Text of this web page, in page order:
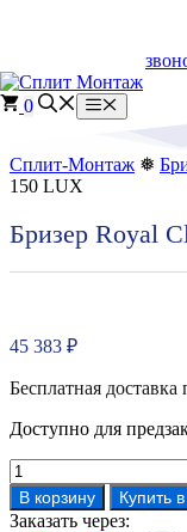
0 Меню
Сплит-Монтаж ❅
150 LUX
Бризер Royal
45 383 ₽
Бесплатная
Доступно для
Количество
товара
Бризер
В корзину Купить
Заказать через: